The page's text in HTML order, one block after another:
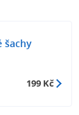
šachy
199 Kč